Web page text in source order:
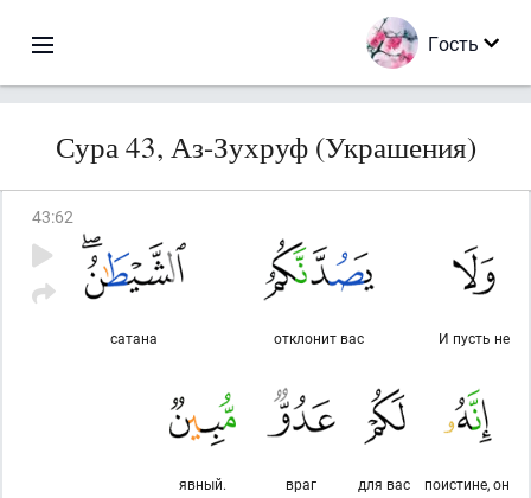
Гость
Сура 43, Аз-Зухруф (Украшения)
43:62
И пусть не
отклонит вас
сатана
поистине, он
для вас
враг
явный.